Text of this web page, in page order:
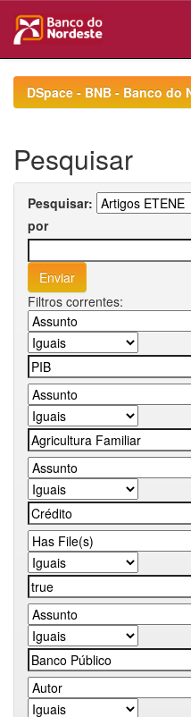
navigationDSpace - BNB - Banco do
Pesquisar
Pesquisar:
por
Filtros correntes: